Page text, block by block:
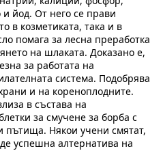
йод. От него се прави
в козметиката, така и в
помага за лесна преработка
на шлаката. Доказано е,
за работата на
система. Подобрява
и на кореноплодните.
в състава на
за смучене за борба с
пътища. Някои учени смятат,
успешна алтернатива на